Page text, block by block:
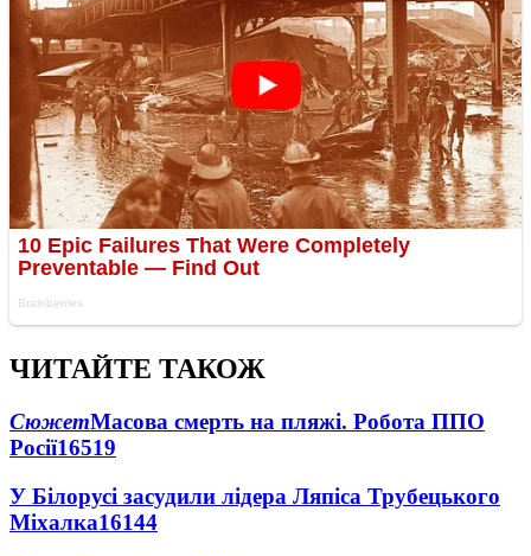
ЧИТАЙТЕ ТАКОЖ
СюжетМасова смерть на пляжі. Робота ППО
Росії16519
У Білорусі засудили лідера Ляпіса Трубецького
Міхалка16144